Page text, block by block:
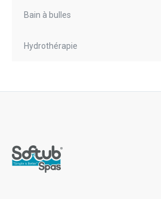
Bain à bulles
Hydrothérapie